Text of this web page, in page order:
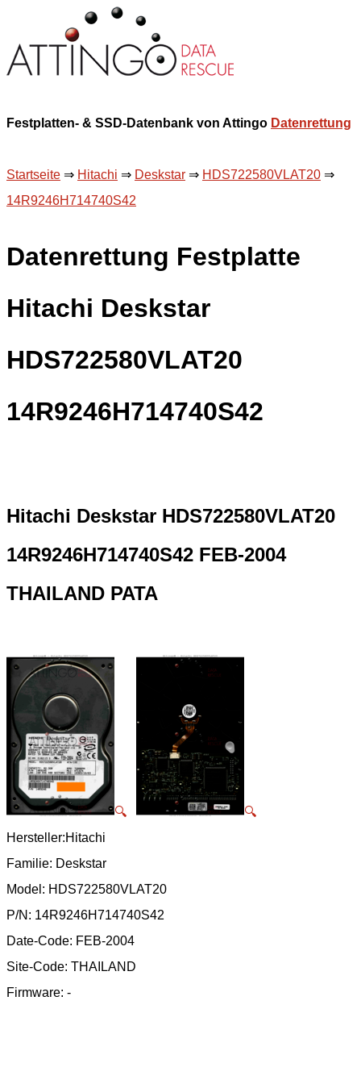
Festplatten- & SSD-Datenbank von Attingo Datenrettung
Startseite ⇒ Hitachi ⇒ Deskstar ⇒ HDS722580VLAT20 ⇒
14R9246H714740S42
Datenrettung Festplatte
Hitachi Deskstar
HDS722580VLAT20
14R9246H714740S42
Hitachi Deskstar HDS722580VLAT20
14R9246H714740S42 FEB-2004
THAILAND PATA
🔍
🔍
Hersteller:Hitachi
Familie: Deskstar
Model: HDS722580VLAT20
P/N: 14R9246H714740S42
Date-Code: FEB-2004
Site-Code: THAILAND
Firmware: -